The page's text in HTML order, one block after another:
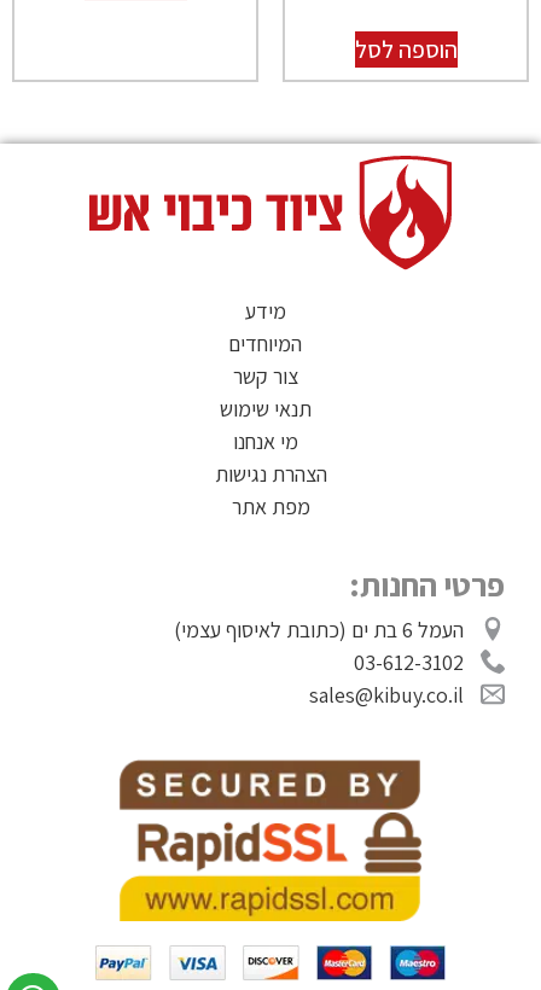
הוספה לסל
מידע
המיוחדים
צור קשר
תנאי שימוש
מי אנחנו
הצהרת נגישות
מפת אתר
פרטי החנות:
העמל 6 בת ים (כתובת לאיסוף עצמי)
03-612-3102
sales@kibuy.co.il